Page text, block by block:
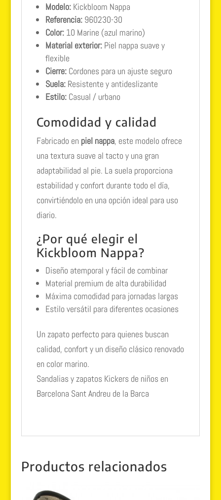
Modelo:Kickbloom Nappa
Referencia:960230-30
Color:10 Marine (azul marino)
Material exterior:Piel nappa suave y
flexible
Cierre:Cordones para un ajuste seguro
Suela:Resistente y antideslizante
Estilo:Casual / urbano
Comodidad y calidad
Fabricado en piel nappa, este modelo ofrece
una textura suave al tacto y una gran
adaptabilidad al pie. La suela proporciona
estabilidad y confort durante todo el día,
convirtiéndolo en una opción ideal para uso
diario.
¿Por qué elegir el
Kickbloom Nappa?
Diseño atemporal y fácil de combinar
Material premium de alta durabilidad
Máxima comodidad para jornadas largas
Estilo versátil para diferentes ocasiones
Un zapato perfecto para quienes buscan
calidad, confort y un diseño clásico renovado
en color marino.
Sandalias y zapatos Kickers de niños en
Barcelona Sant Andreu de la Barca
Productos relacionados